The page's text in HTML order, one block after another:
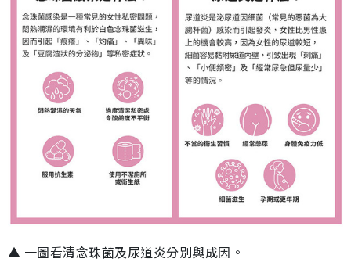
▲ 一圖看清念珠菌及尿道炎分別與成因。